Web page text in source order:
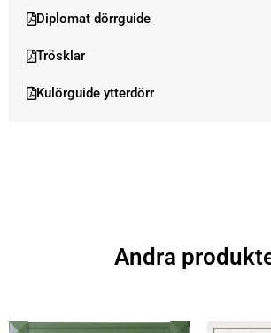
Diplomat dörrguide
Trösklar
Kulörguide ytterdörr
Andra